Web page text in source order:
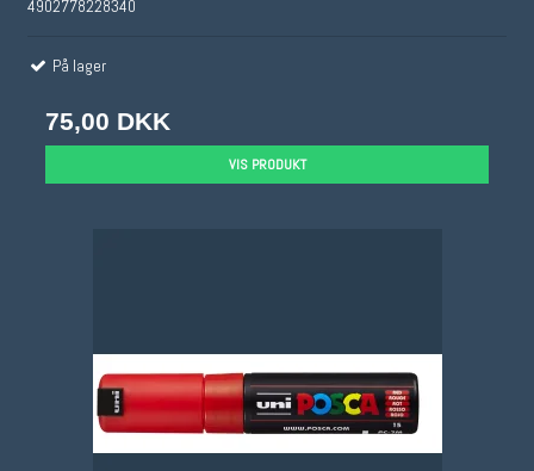
4902778228340
På lager
75,00 DKK
VIS PRODUKT